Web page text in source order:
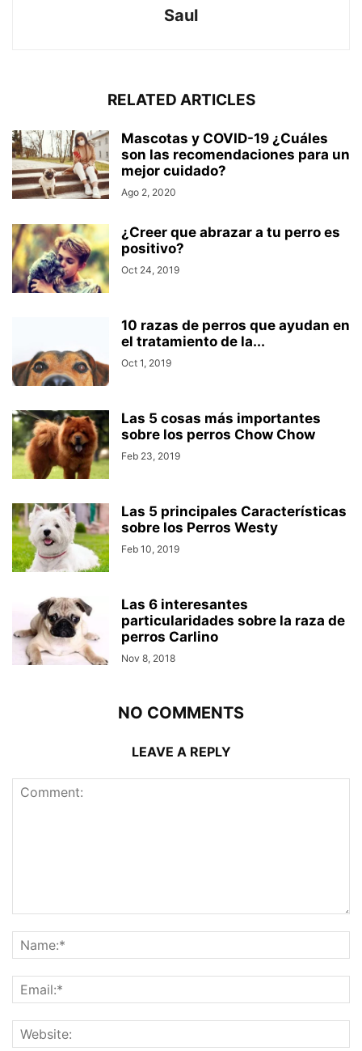
Saul
RELATED ARTICLES
Mascotas y COVID-19 ¿Cuáles
son las recomendaciones para un
mejor cuidado?
Ago 2, 2020
¿Creer que abrazar a tu perro es
positivo?
Oct 24, 2019
10 razas de perros que ayudan en
el tratamiento de la...
Oct 1, 2019
Las 5 cosas más importantes
sobre los perros Chow Chow
Feb 23, 2019
Las 5 principales Características
sobre los Perros Westy
Feb 10, 2019
Las 6 interesantes
particularidades sobre la raza de
perros Carlino
Nov 8, 2018
NO COMMENTS
LEAVE A REPLY